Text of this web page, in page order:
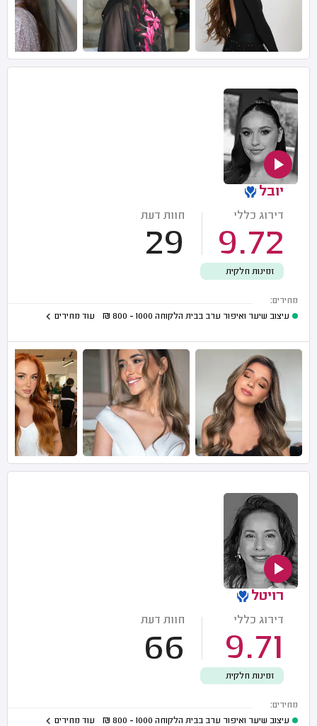
יובל
דירוג כללי
9.72
חוות דעת
29
זמינות חלקית
מחירים:
עיצוב שיער ואיפור ערב בבית הלקוחה 1000 - 800
₪ עוד מחירים
רויטל
דירוג כללי
9.71
חוות דעת
66
זמינות חלקית
מחירים:
עיצוב שיער ואיפור ערב בבית הלקוחה 1000 - 800
₪ עוד מחירים